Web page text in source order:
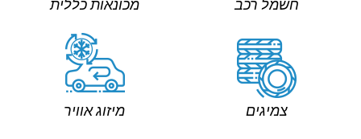
חשמל רכב מכונאות כללית
צמיגים מיזוג אוויר